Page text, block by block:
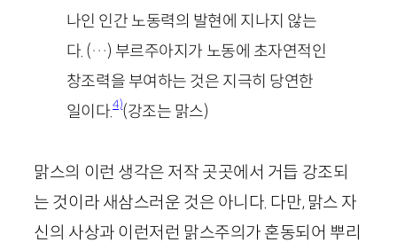
나인 인간 노동력의 발현에 지나지 않는
다. (…) 부르주아지가 노동에 초자연적인
창조력을 부여하는 것은 지극히 당연한
일이다.4)(강조는 맑스)
맑스의 이런 생각은 저작 곳곳에서 거듭 강조되
는 것이라 새삼스러운 것은 아니다. 다만, 맑스 자
신의 사상과 이런저런 맑스주의가 혼동되어 뿌리